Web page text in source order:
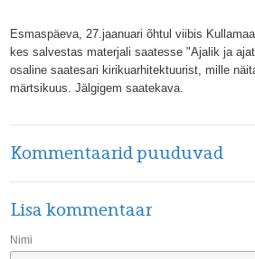
Esmaspäeva, 27.jaanuari õhtul viibis
kes salvestas materjali saatesse "Ajalik ja
osaline saatesari kirikuarhitektuurist, mille
märtsikuus. Jälgigem saatekava.
Kommentaarid puuduvad
Lisa kommentaar
Nimi